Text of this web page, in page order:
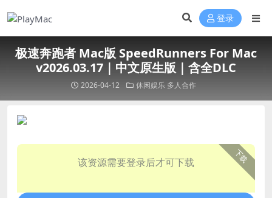
登录
极速奔跑者 Mac版 SpeedRunners For Mac
v2026.03.17｜中文原生版｜含全DLC
2026-04-12 休闲娱乐 多人合作
下载
该资源需要登录后才可下载